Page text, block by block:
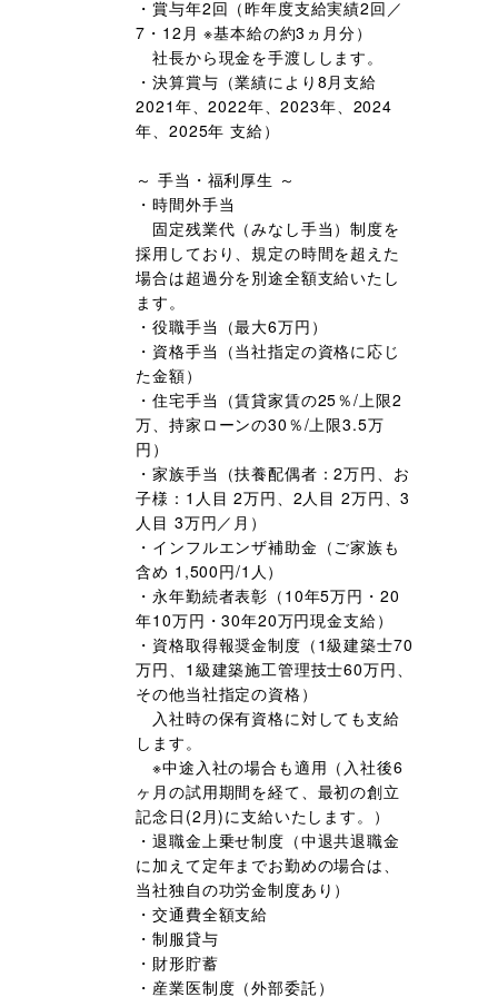
・賞与年2回（昨年度支給実績2回／
7・12月 ※基本給の約3ヵ月分）
社長から現金を手渡しします。
・決算賞与（業績により8月支給
2021年、2022年、2023年、2024
年、2025年 支給）
～ 手当・福利厚生 ～
・時間外手当
固定残業代（みなし手当）制度を
採用しており、規定の時間を超えた
場合は超過分を別途全額支給いたし
ます。
・役職手当（最大6万円）
・資格手当（当社指定の資格に応じ
た金額）
・住宅手当（賃貸家賃の25％/上限2
万、持家ローンの30％/上限3.5万
円）
・家族手当（扶養配偶者：2万円、お
子様：1人目 2万円、2人目 2万円、3
人目 3万円／月）
・インフルエンザ補助金（ご家族も
含め 1,500円/1人）
・永年勤続者表彰（10年5万円・20
年10万円・30年20万円現金支給）
・資格取得報奨金制度（1級建築士70
万円、1級建築施工管理技士60万円、
その他当社指定の資格）
入社時の保有資格に対しても支給
します。
※中途入社の場合も適用（入社後6
ヶ月の試用期間を経て、最初の創立
記念日(2月)に支給いたします。）
・退職金上乗せ制度（中退共退職金
に加えて定年までお勤めの場合は、
当社独自の功労金制度あり）
・交通費全額支給
・制服貸与
・財形貯蓄
・産業医制度（外部委託）